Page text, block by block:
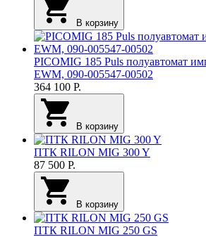
В корзину
PICOMIG 185 Puls полуавтомат
EWM, 090-005547-00502
364 100 Р.
В корзину
ПТК RILON MIG 300 Y
87 500 Р.
В корзину
ПТК RILON MIG 250 GS